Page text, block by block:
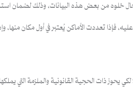
من بعض هذه البيانات، وذلك لضمان
تعددت الأماكن يُعتبر في أول مكان منها،
يحوز ذات الحجية القانونية والملزمة التي